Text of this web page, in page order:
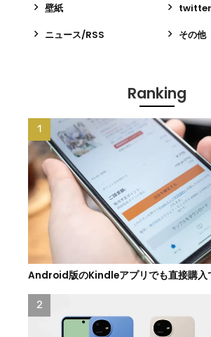
壁紙
twitter
ニュース/RSS
その他
Ranking
Android版のKindleアプリでも直接購入